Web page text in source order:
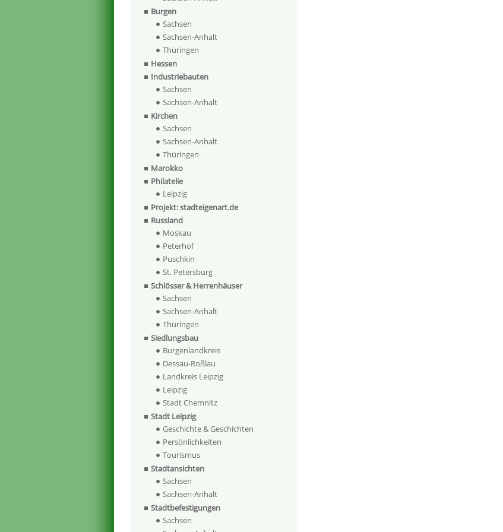
Burgen
Sachsen
Sachsen-Anhalt
Thüringen
Hessen
Industriebauten
Sachsen
Sachsen-Anhalt
Kirchen
Sachsen
Sachsen-Anhalt
Thüringen
Marokko
Philatelie
Leipzig
Projekt: stadteigenart.de
Russland
Moskau
Peterhof
Puschkin
St. Petersburg
Schlösser & Herrenhäuser
Sachsen
Sachsen-Anhalt
Thüringen
Siedlungsbau
Burgenlandkreis
Dessau-Roßlau
Landkreis Leipzig
Leipzig
Stadt Chemnitz
Stadt Leipzig
Geschichte & Geschichten
Persönlichkeiten
Tourismus
Stadtansichten
Sachsen
Sachsen-Anhalt
Stadtbefestigungen
Sachsen